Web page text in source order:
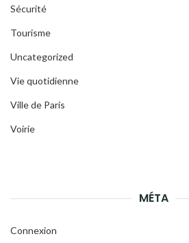
Sécurité
Tourisme
Uncategorized
Vie quotidienne
Ville de Paris
Voirie
MÉTA
Connexion